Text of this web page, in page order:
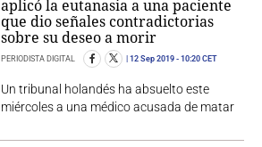
aplicó la eutanasia a una paciente
que dio señales contradictorias
sobre su deseo a morir
PERIODISTA DIGITAL 12 Sep 2019 - 10:20 CET
Un tribunal holandés ha absuelto este
miércoles a una médico acusada de matar